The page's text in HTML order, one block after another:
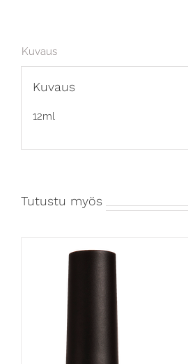
Kuvaus
Kuvaus
12ml
Tutustu myös